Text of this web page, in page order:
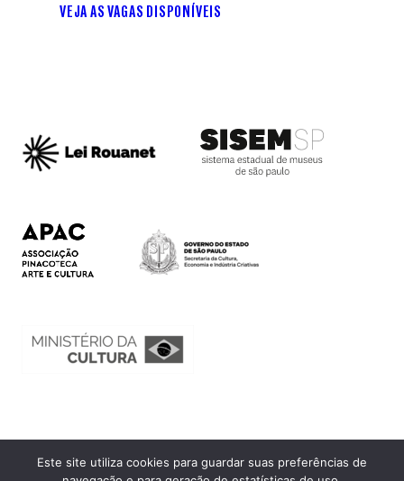
VEJA AS VAGAS DISPONÍVEIS
Ouvidoria
Este site utiliza cookies para guardar suas preferências de